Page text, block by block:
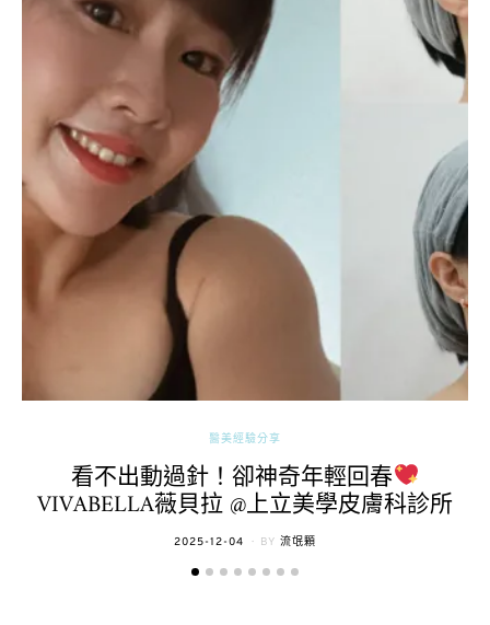
醫美經驗分享
看不出動過針！卻神奇年輕回春
VIVABELLA薇貝拉 @上立美學皮膚科診所
POSTED
2025-12-04 BY 流氓顆